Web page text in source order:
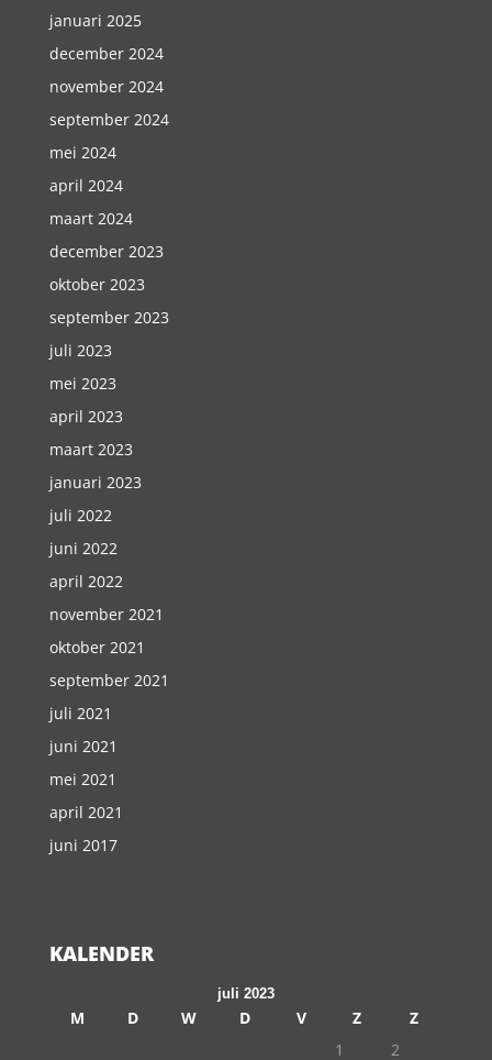
januari 2025
december 2024
november 2024
september 2024
mei 2024
april 2024
maart 2024
december 2023
oktober 2023
september 2023
juli 2023
mei 2023
april 2023
maart 2023
januari 2023
juli 2022
juni 2022
april 2022
november 2021
oktober 2021
september 2021
juli 2021
juni 2021
mei 2021
april 2021
juni 2017
KALENDER
juli 2023
M D W D V Z
Z
1
2